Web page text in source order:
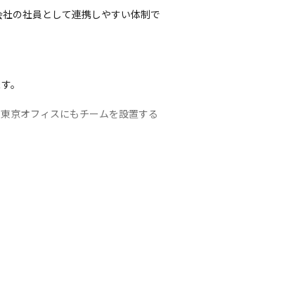
の社員として連携しやすい体制で
。
京オフィスにもチームを設置する